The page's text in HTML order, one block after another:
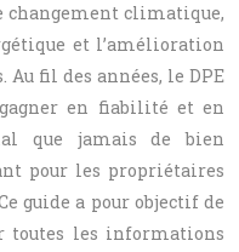
changement climatique,
et l’amélioration
fil des années, le DPE
en fiabilité et en
que jamais de bien
pour les propriétaires
guide a pour objectif de
toutes les informations